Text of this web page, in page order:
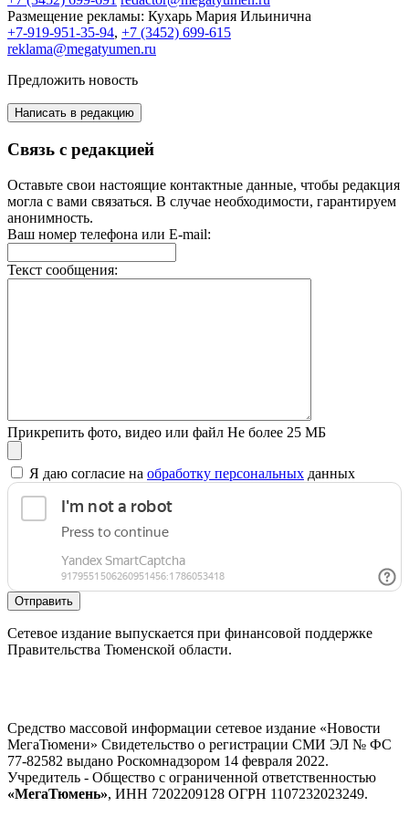
Размещение рекламы: Кухарь Мария Ильинична
+7-919-951-35-94, +7 (3452) 699-615
reklama@megatyumen.ru
Предложить новость
Написать в редакцию
Связь с редакцией
Оставьте свои настоящие контактные данные, чтобы редакция
могла с вами связаться. В случае необходимости, гарантируем
анонимность.
Ваш номер телефона или E-mail:
Текст сообщения:
Прикрепить фото, видео или файл Не более 25 МБ
Я даю согласие на обработку персональных данных
Отправить
Сетевое издание выпускается при финансовой поддержке
Правительства Тюменской области.
Средство массовой информации сетевое издание «Новости
МегаТюмени» Свидетельство о регистрации СМИ ЭЛ № ФС
77-82582 выдано Роскомнадзором 14 февраля 2022.
Учредитель - Общество с ограниченной ответственностью
«МегаТюмень», ИНН 7202209128 ОГРН 1107232023249.